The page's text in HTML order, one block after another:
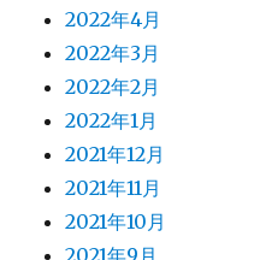
2022年4月
2022年3月
2022年2月
2022年1月
2021年12月
2021年11月
2021年10月